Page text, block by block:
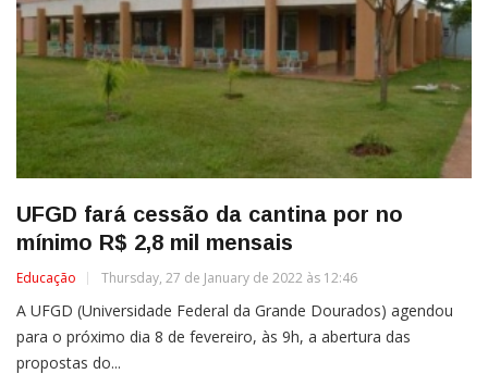
UFGD fará cessão da cantina por no
mínimo R$ 2,8 mil mensais
Educação Thursday, 27 de January de 2022 às 12:46
A UFGD (Universidade Federal da Grande Dourados) agendou
para o próximo dia 8 de fevereiro, às 9h, a abertura das
propostas do...